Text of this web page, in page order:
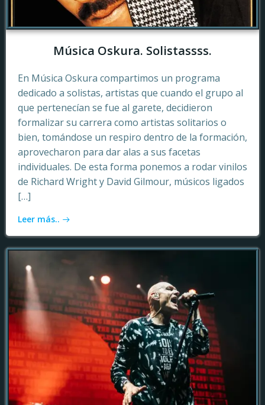
Música Oskura. Solistassss.
En Música Oskura compartimos un programa
dedicado a solistas, artistas que cuando el grupo al
que pertenecían se fue al garete, decidieron
formalizar su carrera como artistas solitarios o
bien, tomándose un respiro dentro de la formación,
aprovecharon para dar alas a sus facetas
individuales. De esta forma ponemos a rodar vinilos
de Richard Wright y David Gilmour, músicos ligados
[…]
Leer más..